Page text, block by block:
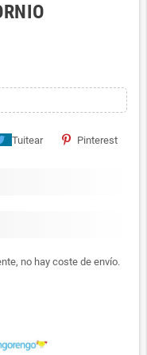
Tuitear Pinterest
no hay coste de envío.